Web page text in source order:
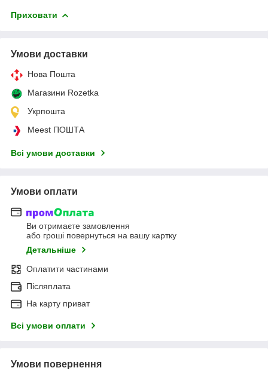
Приховати
Умови доставки
Нова Пошта
Магазини Rozetka
Укрпошта
Meest ПОШТА
Всі умови доставки
Умови оплати
Ви отримаєте замовлення
або гроші повернуться на вашу картку
Детальніше
Оплатити частинами
Післяплата
На карту приват
Всі умови оплати
Умови повернення